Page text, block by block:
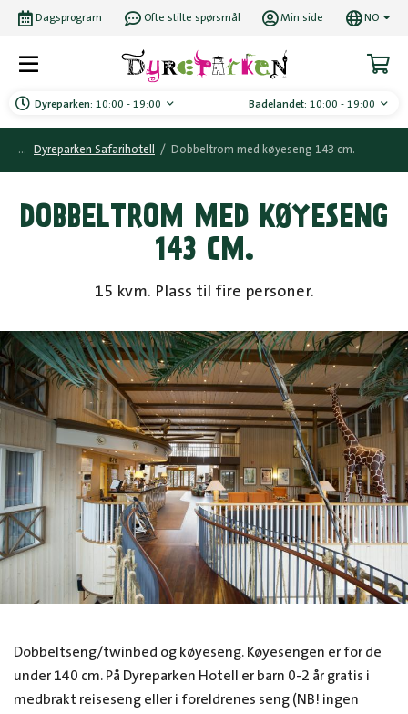
Dyreparken: 10:00 - 19:00 Badelandet: 10:00 - 19:00
Dagsprogram Ofte stilte spørsmål Min side NO
Dyreparken Safarihotell / Dobbeltrom med køyeseng 143 cm.
DOBBELTROM MED KØYESENG
143 CM.
15 kvm. Plass til fire personer.
Dobbeltseng/twinbed og køyeseng. Køyesengen er for de
under 140 cm. På Dyreparken Hotell er barn 0-2 år gratis i
medbrakt reiseseng eller i foreldrenes seng (NB! ingen